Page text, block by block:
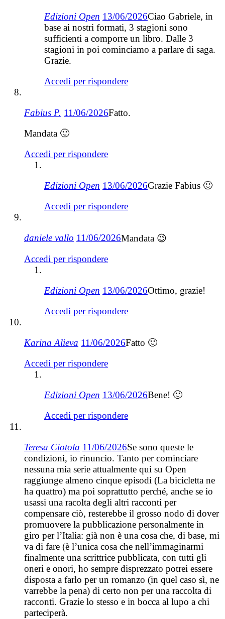
Edizioni Open 13/06/2026Ciao Gabriele, in
base ai nostri formati, 3 stagioni sono
sufficienti a comporre un libro. Dalle 3
stagioni in poi cominciamo a parlare di saga.
Grazie.
Accedi per rispondere
Fabius P. 11/06/2026Fatto.
Mandata 🙂
Accedi per rispondere
Edizioni Open 13/06/2026Grazie Fabius 🙂
Accedi per rispondere
daniele vallo 11/06/2026Mandata 😉
Accedi per rispondere
Edizioni Open 13/06/2026Ottimo, grazie!
Accedi per rispondere
Karina Alieva 11/06/2026Fatto 🙂
Accedi per rispondere
Edizioni Open 13/06/2026Bene! 🙂
Accedi per rispondere
Teresa Ciotola 11/06/2026Se sono queste le
condizioni, io rinuncio. Tanto per cominciare
nessuna mia serie attualmente qui su Open
raggiunge almeno cinque episodi (La bicicletta ne
ha quattro) ma poi soprattutto perché, anche se io
usassi una racolta degli altri racconti per
compensare ciò, resterebbe il grosso nodo di dover
promuovere la pubblicazione personalmente in
giro per l’Italia: già non è una cosa che, di base, mi
va di fare (è l’unica cosa che nell’immaginarmi
finalmente una scrittrice pubblicata, con tutti gli
oneri e onori, ho sempre disprezzato potrei essere
disposta a farlo per un romanzo (in quel caso sì, ne
varrebbe la pena) di certo non per una raccolta di
racconti. Grazie lo stesso e in bocca al lupo a chi
parteciperà.